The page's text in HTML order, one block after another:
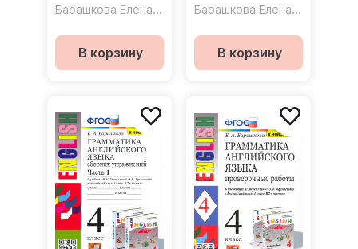
работы к
Верещагиной и
др.
Барашкова Елена Александровна
В корзину
х частях Часть 2
упражнений к
учебнику И.Н.
др.
Барашкова Елена Александровна
В корзину